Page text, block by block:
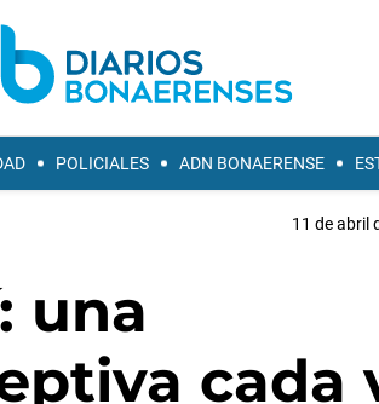
POLICIALES ADN BONAERENSE
11 de abril
una
cada